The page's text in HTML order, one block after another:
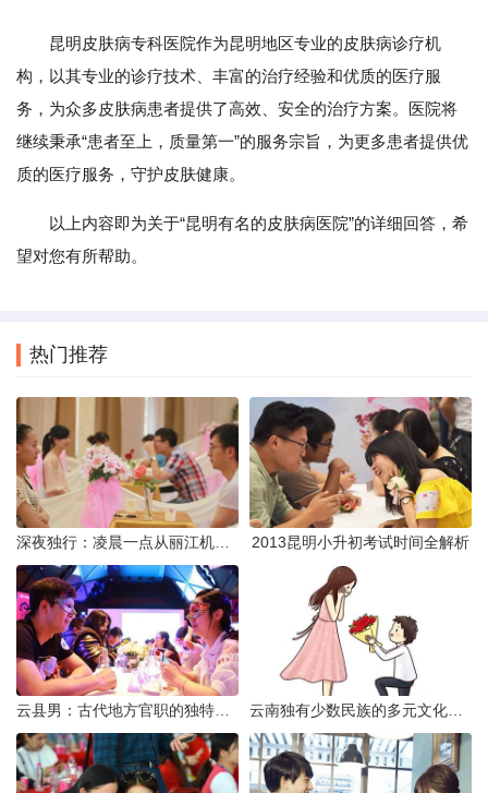
昆明皮肤病专科医院作为昆明地区专业的皮肤病诊疗机
构，以其专业的诊疗技术、丰富的治疗经验和优质的医疗服
务，为众多皮肤病患者提供了高效、安全的治疗方案。医院将
继续秉承“患者至上，质量第一”的服务宗旨，为更多患者提供优
质的医疗服务，守护皮肤健康。
以上内容即为关于“昆明有名的皮肤病医院”的详细回答，希
望对您有所帮助。
热门推荐
2013昆明小升初考试时间全解析